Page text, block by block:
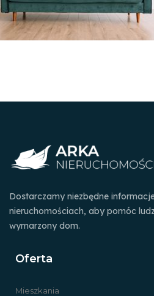
Dostarczamy niezbędne
nieruchomościach, aby pomóc
wymarzony dom.
Oferta
Mieszkania